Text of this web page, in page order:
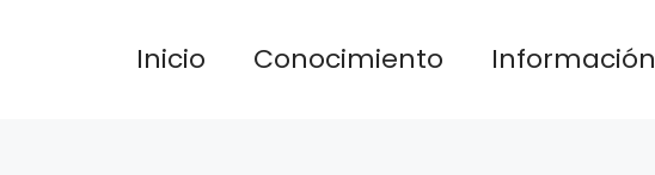
Inicio Conocimiento Información